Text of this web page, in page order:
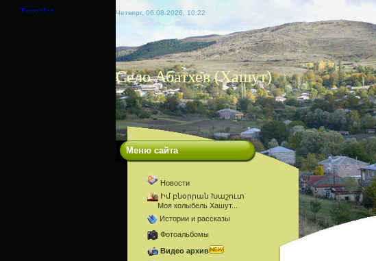
Четверг, 06.08.2026, 10:22
Село Абатхев (Хашут)
Меню сайта
Новости
Իմ բնօրրան Խաշուտ
Моя колыбель Хашут...
Истории и рассказы
Фотоальбомы
Видео архив